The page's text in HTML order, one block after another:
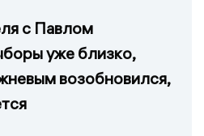
с Павлом
уже близко,
возобновился,